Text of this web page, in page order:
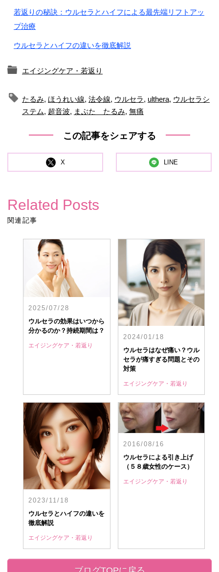
若返りの秘訣：ウルセラとハイフによる最先端リフトアッ
プ治療
ウルセラとハイフの違いを徹底解説
エイジングケア・若返り
たるみ, ほうれい線, 法令線, ウルセラ, ulthera, ウルセラシ
ステム, 超音波, まぶた たるみ, 無痛
この記事をシェアする
X LINE
Related Posts
関連記事
2025/07/28
ウルセラの効果はいつから
分かるのか？持続期間は？
エイジングケア・若返り
2024/01/18
ウルセラはなぜ痛い？ウル
セラが痛すぎる問題とその
対策
エイジングケア・若返り
2023/11/18
ウルセラとハイフの違いを
徹底解説
エイジングケア・若返り
2016/08/16
ウルセラによる引き上げ
（５８歳女性のケース）
エイジングケア・若返り